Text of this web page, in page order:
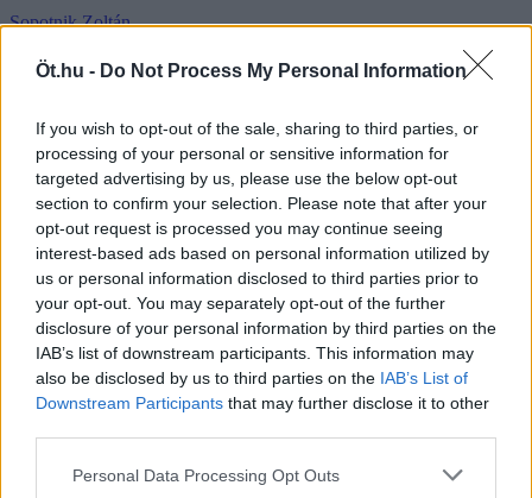
Öt.hu - Do Not Process My Personal Information
If you wish to opt-out of the sale, sharing to third parties, or
processing of your personal or sensitive information for
targeted advertising by us, please use the below opt-out
section to confirm your selection. Please note that after your
opt-out request is processed you may continue seeing
interest-based ads based on personal information utilized by
us or personal information disclosed to third parties prior to
your opt-out. You may separately opt-out of the further
disclosure of your personal information by third parties on the
IAB’s list of downstream participants. This information may
also be disclosed by us to third parties on the IAB’s List of
Downstream Participants that may further disclose it to other
Personal Data Processing Opt Outs
Sopotnik Zoltán
#Konok Péter
#Schiffer András
#Balogh Gábor
#Nefelejcs Gergő
#Szarka Károly
#Makai Máté
#Gazics György
#Kolek Zsolt
#ÖT
#Joseph Hargitai
#Kiss Noémi
#Dénes Ferenc
#Papp László Tamás
#Toroczkay András
#Megadja Gábor